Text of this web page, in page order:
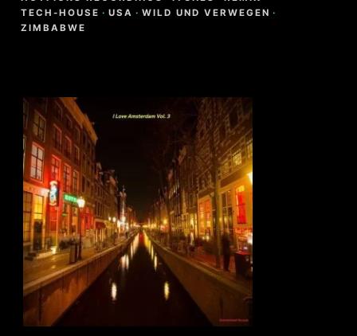
TECH-HOUSE · USA · WILD UND VERWEGEN ·
ZIMBABWE